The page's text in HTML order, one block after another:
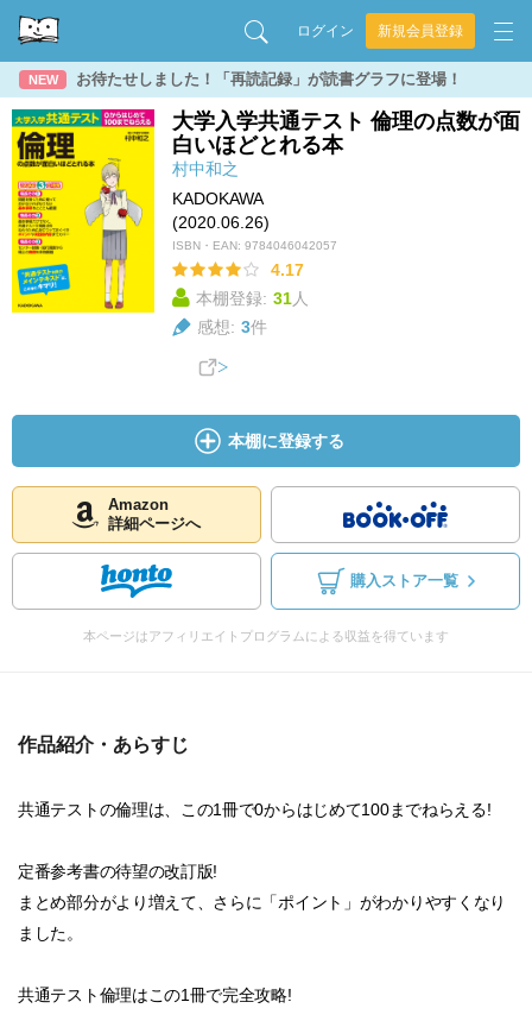
ログイン 新規会員登録
NEW お待たせしました！「再読記録」が読書グラフに登場！
大学入学共通テスト 倫理の点数が面
白いほどとれる本
村中和之
KADOKAWA
(2020.06.26)
ISBN・EAN: 9784046042057
4.17
本棚登録: 31人
感想: 3件
本棚に登録する
Amazon
詳細ページへ
購入ストア一覧
本ページはアフィリエイトプログラムによる収益を得ています
作品紹介・あらすじ
共通テストの倫理は、この1冊で0からはじめて100までねらえる!
定番参考書の待望の改訂版!
まとめ部分がより増えて、さらに「ポイント」がわかりやすくなり
ました。
共通テスト倫理はこの1冊で完全攻略!